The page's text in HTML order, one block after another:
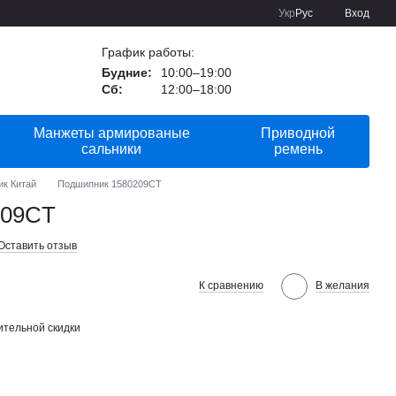
Укр Рус Вход
График работы:
Будние:
10:00–19:00
Сб:
12:00–18:00
Манжеты армированые
сальники
Приводной
ремень
Китай Подшипник 1580209CT
отзыв
К сравнению В желания
скидки